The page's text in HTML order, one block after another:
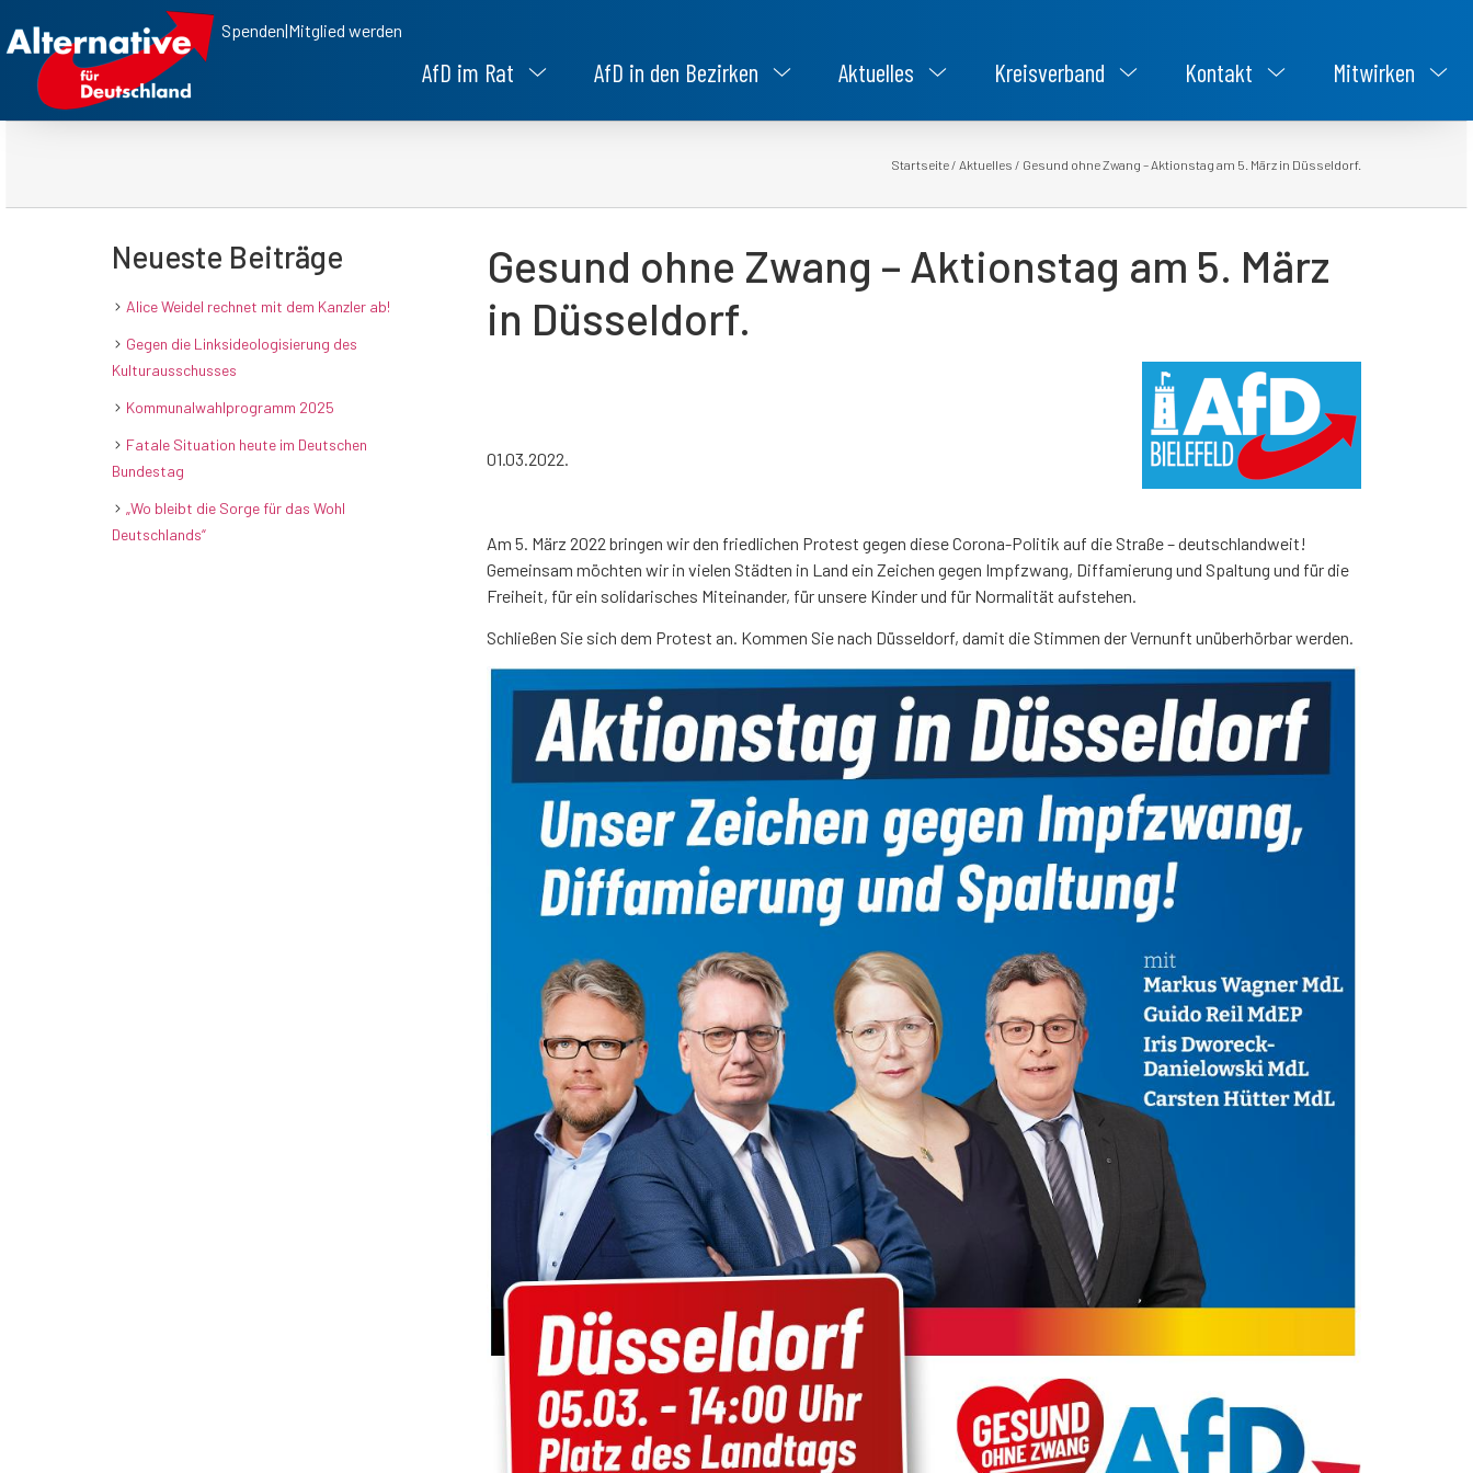
Spenden|Mitglied werden
AfD im Rat AfD in den Bezirken Aktuelles Kreisverband Kontakt Mitwirken
Startseite / Aktuelles / Gesund ohne Zwang – Aktionstag am 5. März in Düsseldorf.
Neueste Beiträge
Alice Weidel rechnet mit dem Kanzler ab!
Gegen die Linksideologisierung des
Kulturausschusses
Kommunalwahlprogramm 2025
Fatale Situation heute im Deutschen
Bundestag
„Wo bleibt die Sorge für das Wohl
Deutschlands“
Gesund ohne Zwang – Aktionstag am 5. März
in Düsseldorf.
01.03.2022.
Am 5. März 2022 bringen wir den friedlichen Protest gegen diese Corona-Politik auf die Straße – deutschlandweit!
Gemeinsam möchten wir in vielen Städten in Land ein Zeichen gegen Impfzwang, Diffamierung und Spaltung und für die
Freiheit, für ein solidarisches Miteinander, für unsere Kinder und für Normalität aufstehen.
Schließen Sie sich dem Protest an. Kommen Sie nach Düsseldorf, damit die Stimmen der Vernunft unüberhörbar werden.